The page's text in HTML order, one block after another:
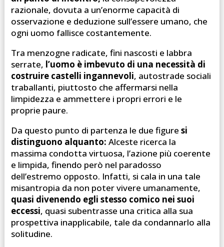
razionale, dovuta a un’enorme capacità di
osservazione e deduzione sull’essere umano, che
ogni uomo fallisce costantemente.
Tra menzogne radicate, fini nascosti e labbra
serrate, l’uomo è imbevuto di una necessità di
costruire castelli ingannevoli, autostrade sociali
traballanti, piuttosto che affermarsi nella
limpidezza e ammettere i propri errori e le
proprie paure.
Da questo punto di partenza le due figure si
distinguono alquanto: Alceste ricerca la
massima condotta virtuosa, l’azione più coerente
e limpida, finendo però nel paradosso
dell’estremo opposto. Infatti, si cala in una tale
misantropia da non poter vivere umanamente,
quasi divenendo egli stesso comico nei suoi
eccessi, quasi subentrasse una critica alla sua
prospettiva inapplicabile, tale da condannarlo alla
solitudine.